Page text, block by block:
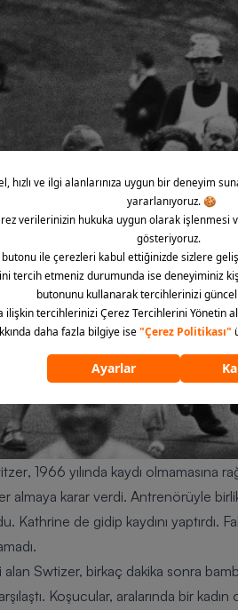
, 1966 yılında kaydı olmamasına
almaya karar verdi. Antrenörüyle
de gidip kaydını yaptırdı.
alan Swtizer, birkaç dakika sonra
Koşucular, aralarında bir